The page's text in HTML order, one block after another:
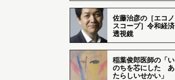
佐藤治彦の［エコノ
スコープ］令和経済
透視鏡
稲葉俊郎医師の「い
のちを芯にした あ
たらしいせかい」